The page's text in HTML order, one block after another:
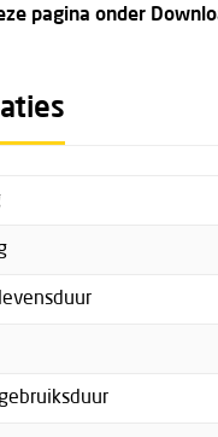
pagina onder